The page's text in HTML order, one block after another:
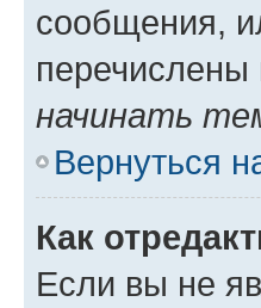
сообщения,
начинать
Вернуться
Как
Если вы не